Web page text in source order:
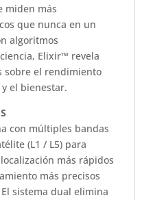
miden más
que nunca en un
algoritmos
Elixir™ revela
sobre el rendimiento
el bienestar.
con múltiples bandas
(L1 / L5) para
más rápidos
más precisos
sistema dual elimina